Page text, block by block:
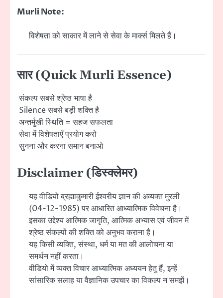
Murli Note:
विशेषता को साकार में लाने से सेवा के मार्क्स मिलते हैं।
सार (Quick Murli Essence)
संकल्प सबसे श्रेष्ठ भाषा है
Silence सबसे बड़ी शक्ति है
अन्तर्मुखी स्थिति = सहज सफलता
सेवा में विशेषताएँ प्रयोग करो
सुनना और करना समान बनाओ
Disclaimer (डिस्क्लेमर)
यह वीडियो ब्रह्माकुमारी ईश्वरीय ज्ञान की अव्यक्त मुरली
(04-12-1985) पर आधारित आध्यात्मिक विवेचना है।
इसका उद्देश्य आत्मिक जागृति, आत्मिक अभ्यास एवं जीवन में
श्रेष्ठ संकल्पों की शक्ति को अनुभव कराना है।
यह किसी व्यक्ति, संस्था, धर्म या मत की आलोचना या
समर्थन नहीं करता।
वीडियो में व्यक्त विचार आध्यात्मिक अध्ययन हेतु हैं, इन्हें
सांसारिक सलाह या वैज्ञानिक उपचार का विकल्प न समझें।